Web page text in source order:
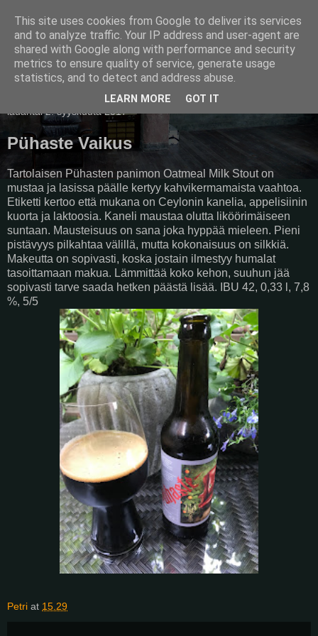
Pullollinen
lauantai 2. syyskuuta 2017
Pühaste Vaikus
Tartolaisen Pühasten panimon Oatmeal Milk Stout on
mustaa ja lasissa päälle kertyy kahvikermamaista vaahtoa.
Etiketti kertoo että mukana on Ceylonin kanelia, appelisiinin
kuorta ja laktoosia. Kaneli maustaa olutta liköörimäiseen
suntaan. Mausteisuus on sana joka hyppää mieleen. Pieni
pistävyys pilkahtaa välillä, mutta kokonaisuus on silkkiä.
Makeutta on sopivasti, koska jostain ilmestyy humalat
tasoittamaan makua. Lämmittää koko kehon, suuhun jää
sopivasti tarve saada hetken päästä lisää. IBU 42, 0,33 l, 7,8
%, 5/5
Petri at 15.29
This site uses cookies from Google to deliver its services
and to analyze traffic. Your IP address and user-agent are
shared with Google along with performance and security
metrics to ensure quality of service, generate usage
statistics, and to detect and address abuse.
LEARN MORE GOT IT